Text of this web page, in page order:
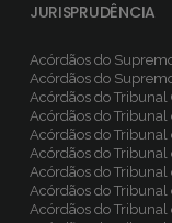
JURISPRUDÊNCIA
Acórdãos do
Acórdãos do
Acórdãos do
Acórdãos do Tribunal
Acórdãos do Tribunal
Acórdãos do Tribunal
Acórdãos do
Acórdãos do Tribunal
Acórdãos do Tribunal